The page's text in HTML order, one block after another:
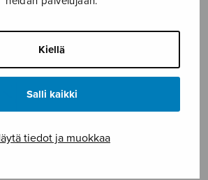
Kiellä
Salli kaikki
tiedot ja muokkaa